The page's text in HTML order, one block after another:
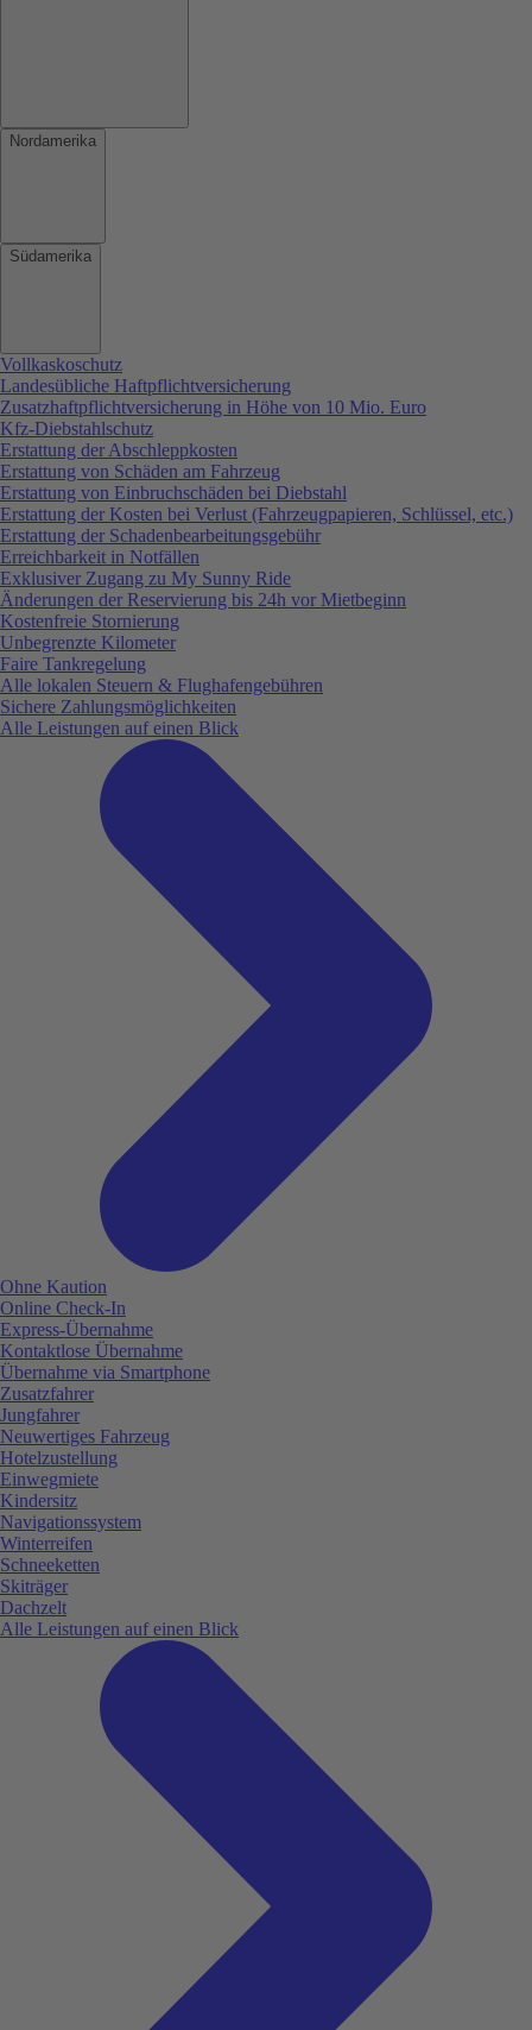
Nordamerika
Südamerika
Vollkaskoschutz
Landesübliche Haftpflichtversicherung
Zusatzhaftpflichtversicherung in Höhe von 10 Mio. Euro
Kfz-Diebstahlschutz
Erstattung der Abschleppkosten
Erstattung von Schäden am Fahrzeug
Erstattung von Einbruchschäden bei Diebstahl
Erstattung der Kosten bei Verlust (Fahrzeugpapieren, Schlüssel, etc.)
Erstattung der Schadenbearbeitungsgebühr
Erreichbarkeit in Notfällen
Exklusiver Zugang zu My Sunny Ride
Änderungen der Reservierung bis 24h vor Mietbeginn
Kostenfreie Stornierung
Unbegrenzte Kilometer
Faire Tankregelung
Alle lokalen Steuern & Flughafengebühren
Sichere Zahlungsmöglichkeiten
Alle Leistungen auf einen Blick
Ohne Kaution
Online Check-In
Express-Übernahme
Kontaktlose Übernahme
Übernahme via Smartphone
Zusatzfahrer
Jungfahrer
Neuwertiges Fahrzeug
Hotelzustellung
Einwegmiete
Kindersitz
Navigationssystem
Winterreifen
Schneeketten
Skiträger
Dachzelt
Alle Leistungen auf einen Blick